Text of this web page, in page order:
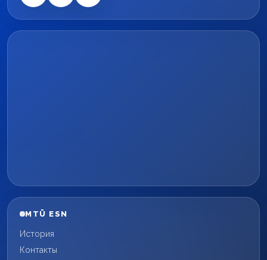
MTÜ ESN
История
Контакты